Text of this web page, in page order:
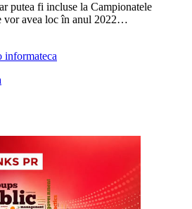
putea fi incluse la Campionatele
vor avea loc în anul 2022…